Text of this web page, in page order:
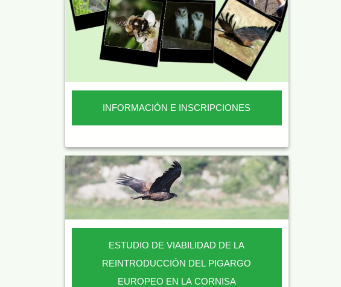
INFORMACIÓN E INSCRIPCIONES
ESTUDIO DE VIABILIDAD DE LA
REINTRODUCCIÓN DEL PIGARGO
EUROPEO EN LA CORNISA